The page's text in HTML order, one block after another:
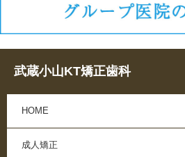
武蔵小山KT矯正歯科
HOME
成人矯正